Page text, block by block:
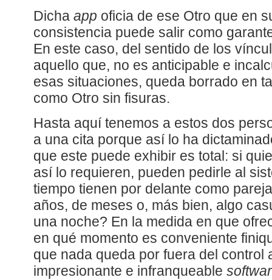
Dicha app oficia de ese Otro que en
consistencia puede salir como
En este caso, del sentido de los
aquello que, no es anticipable e
esas situaciones, queda borrado en
como Otro sin fisuras.
Hasta aquí tenemos a estos dos
a una cita porque así lo ha
que este puede exhibir es total: si
así lo requieren, pueden pedirle al
tiempo tienen por delante como
años, de meses o, más bien, algo
una noche? En la medida en que
en qué momento es conveniente
que nada queda por fuera del control
impresionante e infranqueable